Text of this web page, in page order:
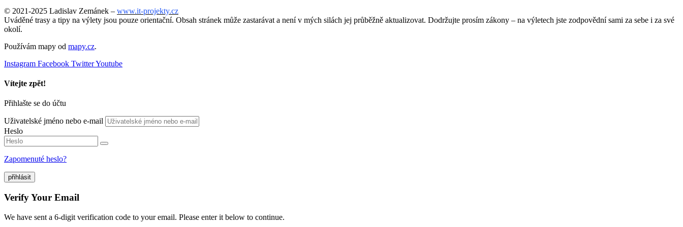
© 2021-2025 Ladislav Zemánek – www.it-projekty.cz
Uváděné trasy a tipy na výlety jsou pouze orientační. Obsah stránek může zastarávat a není v mých silách jej průběžně aktualizovat. Dodržujte prosím zákony – na výletech jste zodpovědní sami za sebe i za své
okolí.
Používám mapy od mapy.cz.
Instagram Facebook TwitterYoutube
Vítejte zpět!
Přihlašte se do účtu
Uživatelské jméno nebo e-mail
Heslo
Zapomenuté heslo?
přihlásit
Verify Your Email
We have sent a 6-digit verification code to your email. Please enter it below to continue.